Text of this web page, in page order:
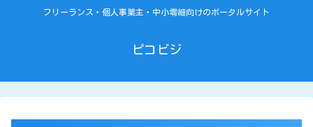
フリーランス・個人事業主・中小零細向けのポータルサイト
ピコビジ